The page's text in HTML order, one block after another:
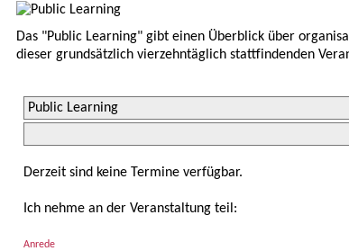
Das "Public Learning" gibt einen Überblick über
dieser grundsätzlich vierzehntäglich stattfindenden
Derzeit sind keine Termine verfügbar.
Ich nehme an der Veranstaltung teil:
Anrede